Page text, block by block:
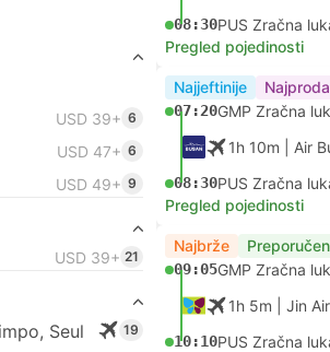
USD 39+ 6
USD 47+ 6
USD 49+ 9
USD 39+ 21
Seul
19
08:30PUS Zračna
Pregled pojedinosti
Najjeftinije
07:20GMP Zračna
1h 10m | Air
08:30PUS Zračna
Pregled pojedinosti
Najbrže
09:05GMP Zračna
1h 5m | Jin Air
10:10PUS Zračna